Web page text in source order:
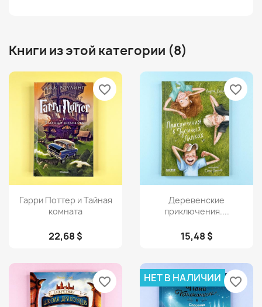
Книги из этой категории (8)
Просмотр
Гарри Поттер и Тайная
комната
22,68 $
favorite_border
Просмотр
Деревенские
приключения....
15,48 $
favorite_border
favorite_border НЕТ В НАЛИЧИИ favorite_border